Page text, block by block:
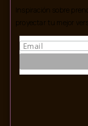
Inspiración sobre
proyectar tu mejor